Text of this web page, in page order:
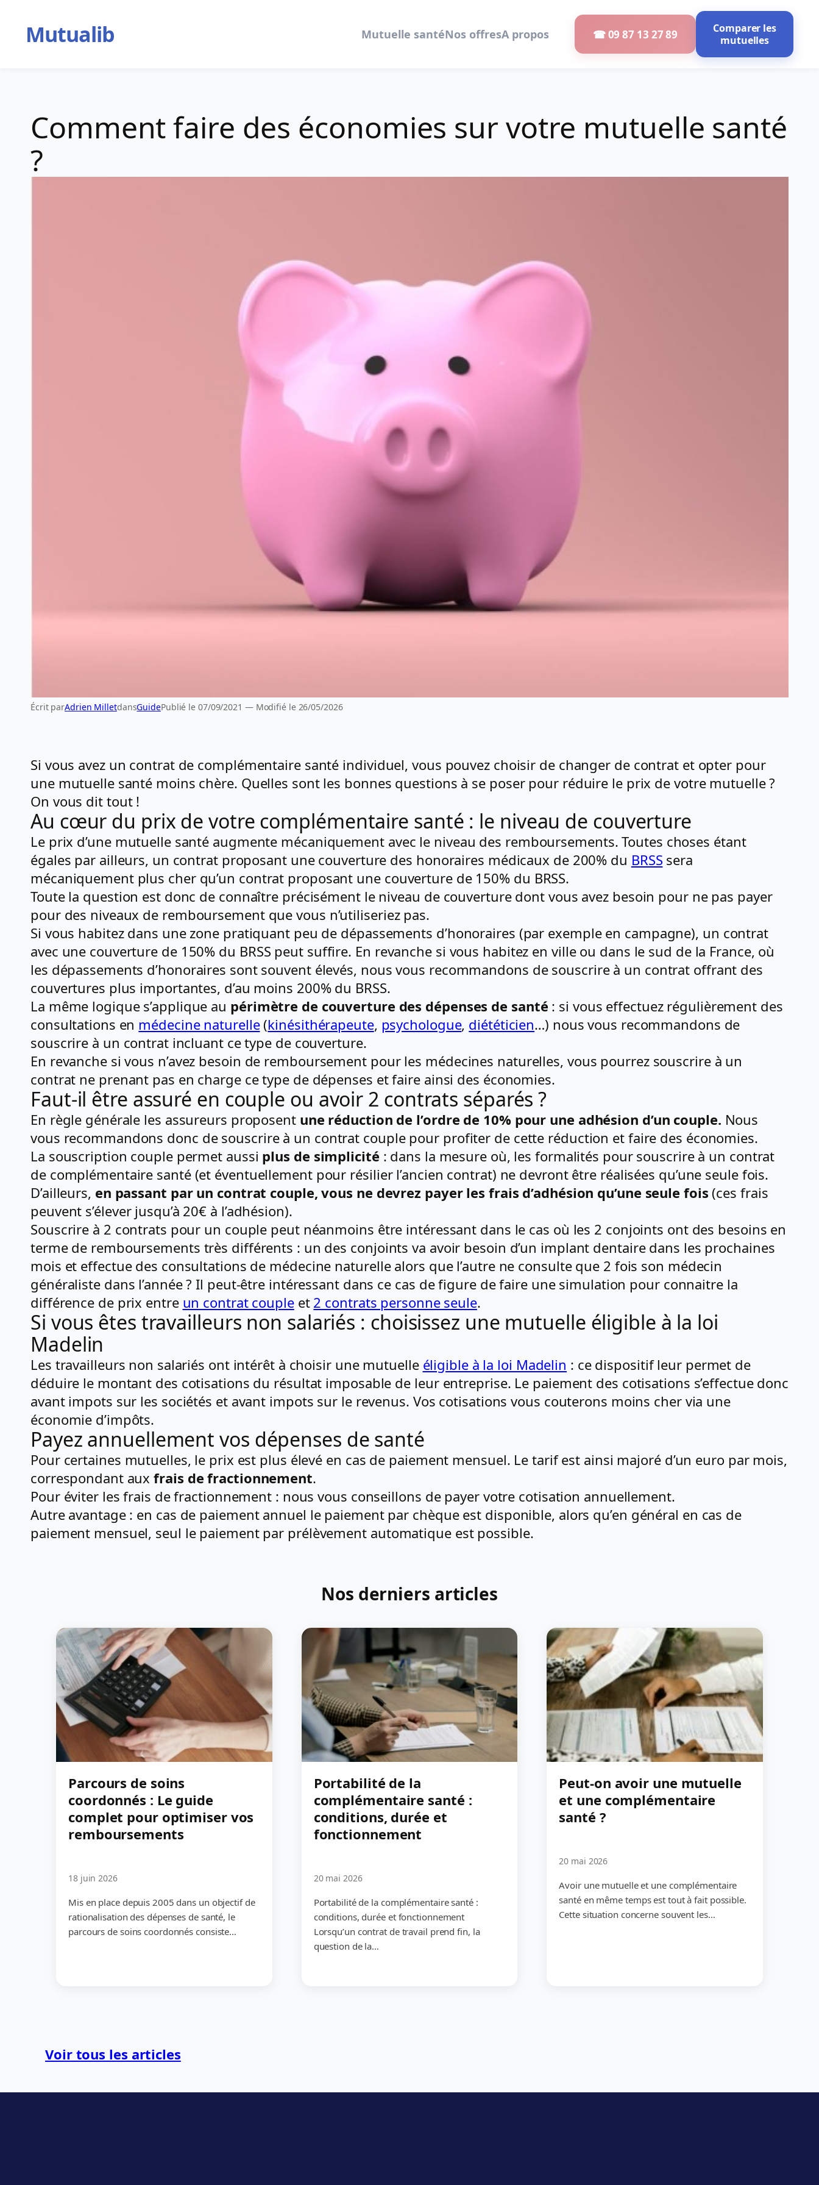
contenuMutualib Mutuelle santéNos offresA propos ☎ 09 87 13 27 89
Comparer les
mutuelles
Comment faire des économies sur votre mutuelle santé
?
Écrit parAdrien MilletdansGuidePublié le 07/09/2021 — Modifié le 26/05/2026
Si vous avez un contrat de complémentaire santé individuel, vous pouvez choisir de changer de contrat et opter pour
une mutuelle santé moins chère. Quelles sont les bonnes questions à se poser pour réduire le prix de votre mutuelle ?
On vous dit tout !
Au cœur du prix de votre complémentaire santé : le niveau de couverture
Le prix d’une mutuelle santé augmente mécaniquement avec le niveau des remboursements. Toutes choses étant
égales par ailleurs, un contrat proposant une couverture des honoraires médicaux de 200% du BRSS sera
mécaniquement plus cher qu’un contrat proposant une couverture de 150% du BRSS.
Toute la question est donc de connaître précisément le niveau de couverture dont vous avez besoin pour ne pas payer
pour des niveaux de remboursement que vous n’utiliseriez pas.
Si vous habitez dans une zone pratiquant peu de dépassements d’honoraires (par exemple en campagne), un contrat
avec une couverture de 150% du BRSS peut suffire. En revanche si vous habitez en ville ou dans le sud de la France, où
les dépassements d’honoraires sont souvent élevés, nous vous recommandons de souscrire à un contrat offrant des
couvertures plus importantes, d’au moins 200% du BRSS.
La même logique s’applique au périmètre de couverture des dépenses de santé : si vous effectuez régulièrement des
consultations en médecine naturelle(kinésithérapeute, psychologue, diététicien…) nous vous recommandons de
souscrire à un contrat incluant ce type de couverture.
En revanche si vous n’avez besoin de remboursement pour les médecines naturelles, vous pourrez souscrire à un
contrat ne prenant pas en charge ce type de dépenses et faire ainsi des économies.
Faut-il être assuré en couple ou avoir 2 contrats séparés ?
En règle générale les assureurs proposent une réduction de l’ordre de 10% pour une adhésion d’un couple. Nous
vous recommandons donc de souscrire à un contrat couple pour profiter de cette réduction et faire des économies.
La souscription couple permet aussi plus de simplicité : dans la mesure où, les formalités pour souscrire à un contrat
de complémentaire santé (et éventuellement pour résilier l’ancien contrat) ne devront être réalisées qu’une seule fois.
D’ailleurs, en passant par un contrat couple, vous ne devrez payer les frais d’adhésion qu’une seule fois (ces frais
peuvent s’élever jusqu’à 20€ à l’adhésion).
Souscrire à 2 contrats pour un couple peut néanmoins être intéressant dans le cas où les 2 conjoints ont des besoins en
terme de remboursements très différents : un des conjoints va avoir besoin d’un implant dentaire dans les prochaines
mois et effectue des consultations de médecine naturelle alors que l’autre ne consulte que 2 fois son médecin
généraliste dans l’année ? Il peut-être intéressant dans ce cas de figure de faire une simulation pour connaitre la
différence de prix entre un contrat coupleet 2 contrats personne seule.
Si vous êtes travailleurs non salariés : choisissez une mutuelle éligible à la loi
Madelin
Les travailleurs non salariés ont intérêt à choisir une mutuelle éligible à la loi Madelin : ce dispositif leur permet de
déduire le montant des cotisations du résultat imposable de leur entreprise. Le paiement des cotisations s’effectue donc
avant impots sur les sociétés et avant impots sur le revenus. Vos cotisations vous couterons moins cher via une
économie d’impôts.
Payez annuellement vos dépenses de santé
Pour certaines mutuelles, le prix est plus élevé en cas de paiement mensuel. Le tarif est ainsi majoré d’un euro par mois,
correspondant auxfrais de fractionnement.
Pour éviter les frais de fractionnement : nous vous conseillons de payer votre cotisation annuellement.
Autre avantage : en cas de paiement annuel le paiement par chèque est disponible, alors qu’en général en cas de
paiement mensuel, seul le paiement par prélèvement automatique est possible.
Nos derniers articles
Parcours de soins
coordonnés : Le guide
complet pour optimiser vos
remboursements
18 juin 2026
Mis en place depuis 2005 dans un objectif de
rationalisation des dépenses de santé, le
parcours de soins coordonnés consiste…
Portabilité de la
complémentaire santé :
conditions, durée et
fonctionnement
20 mai 2026
Portabilité de la complémentaire santé :
conditions, durée et fonctionnement
Lorsqu’un contrat de travail prend fin, la
question de la…
Peut-on avoir une mutuelle
et une complémentaire
santé ?
20 mai 2026
Avoir une mutuelle et une complémentaire
santé en même temps est tout à fait possible.
Cette situation concerne souvent les…
Voir tous les articles